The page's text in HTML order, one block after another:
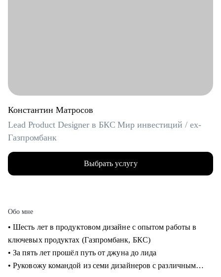
Константин Матросов
Lead Product Designer в БКС Мир инвестиций / ex-
Газпромбанк
Выбрать услугу
Обо мне
• Шесть лет в продуктовом дизайне с опытом работы в
ключевых продуктах (Газпромбанк, БКС)
• За пять лет прошёл путь от джуна до лида
• Руковожу командой из семи дизайнеров с различным